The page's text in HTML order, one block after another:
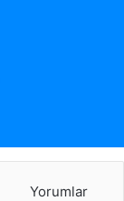
Yorumlar